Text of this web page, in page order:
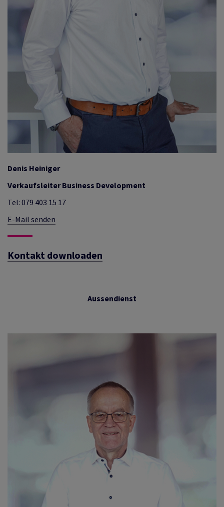
Denis Heiniger
VerkaufsleiterBusiness Development
Tel: 079 403 15 17
E-Mail senden
Kontakt downloaden
Aussendienst